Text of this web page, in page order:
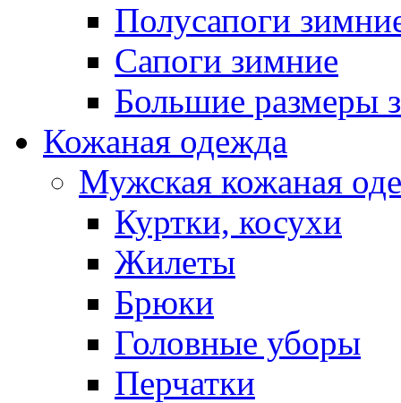
Полусапоги
Сапоги зимние
Большие размеры
Кожаная одежда
Мужская кожаная
Куртки, косухи
Жилеты
Брюки
Головные уборы
Перчатки